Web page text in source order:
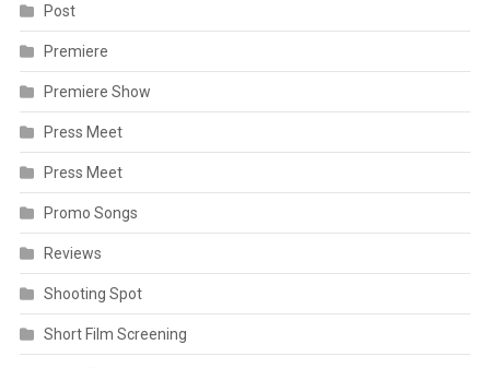
Post
Premiere
Premiere Show
Press Meet
Press Meet
Promo Songs
Reviews
Shooting Spot
Short Film Screening